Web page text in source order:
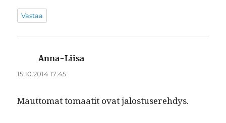
Vastaa
Anna-Liisa
15.10.2014 17:45
Maut­tomat tomaatit ovat jalostuserehdys.